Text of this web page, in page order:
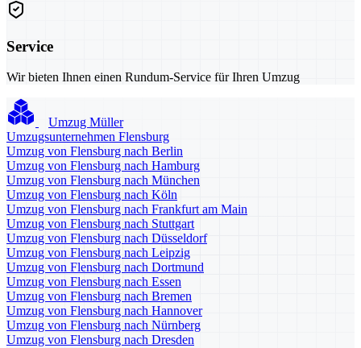
Service
Wir bieten Ihnen einen Rundum-Service für Ihren Umzug
Umzug Müller
Umzugsunternehmen Flensburg
Umzug von Flensburg nach Berlin
Umzug von Flensburg nach Hamburg
Umzug von Flensburg nach München
Umzug von Flensburg nach Köln
Umzug von Flensburg nach Frankfurt am Main
Umzug von Flensburg nach Stuttgart
Umzug von Flensburg nach Düsseldorf
Umzug von Flensburg nach Leipzig
Umzug von Flensburg nach Dortmund
Umzug von Flensburg nach Essen
Umzug von Flensburg nach Bremen
Umzug von Flensburg nach Hannover
Umzug von Flensburg nach Nürnberg
Umzug von Flensburg nach Dresden